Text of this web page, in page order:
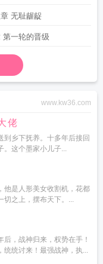
无耻龌龊
第一轮的晋级
www.kw36.com
佬
到乡下抚养。十多年后接回
。这个墨家小儿子...
他是人形美女收割机，花都
切之上，摆布天下。...
，战神归来，权势在手！
统统讨来！最强战神，执...